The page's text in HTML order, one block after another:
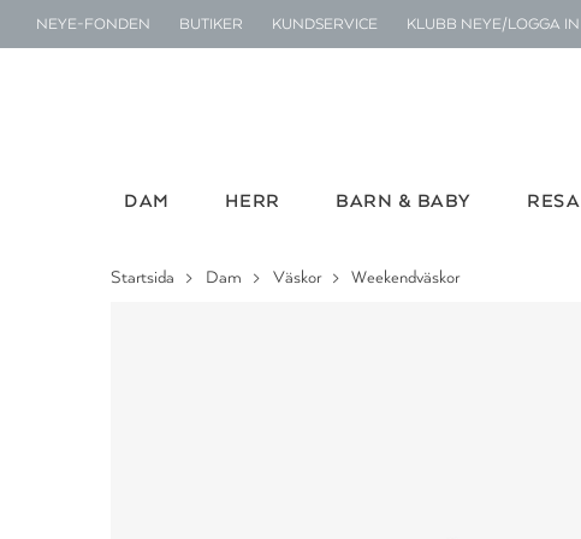
NEYE-FONDEN BUTIKER KUNDSERVICE KLUBB NEYE/LOGGA IN
DAM HERR BARN & BABY RESA
Startsida Dam Väskor Weekendväskor